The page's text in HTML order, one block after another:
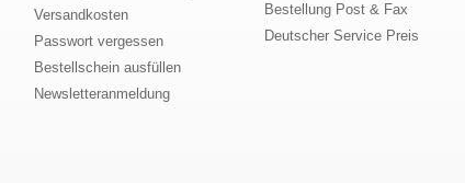
Versandkosten
Passwort vergessen
Bestellschein ausfüllen
Newsletteranmeldung
Bestellung Post & Fax
Deutscher Service Preis